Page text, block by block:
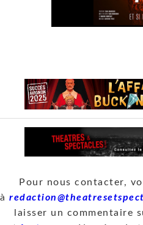
Pour nous contacter,
à
laisser un commentaire